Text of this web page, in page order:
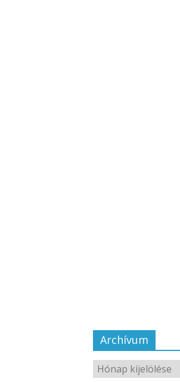
Archívum